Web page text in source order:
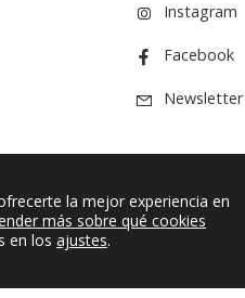
Instagram
Facebook
Newsletter
la mejor experiencia en
más sobre qué cookies
en los ajustes.